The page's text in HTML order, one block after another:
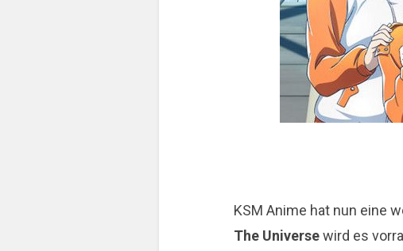
KSM Anime hat nun eine
The Universewird es